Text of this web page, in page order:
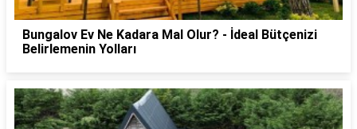
Bungalov Ev Ne Kadara Mal Olur? - İdeal Bütçenizi
Belirlemenin Yolları